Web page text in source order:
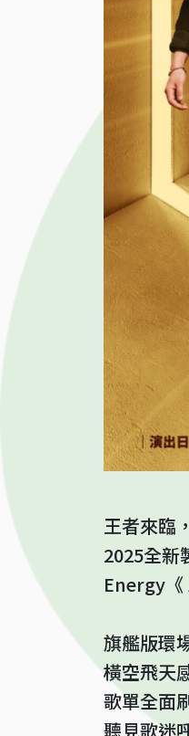
王者來臨
2025全新
Energy《
旗艦版環
橫空飛天
歌單全面
聽見歌迷